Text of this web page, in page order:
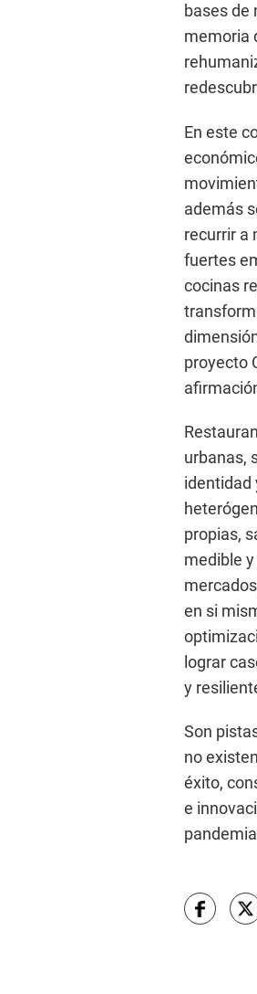
bases de
memoria
En este
además
recurrir a
fuertes
cocinas
proyecto
urbanas,
identidad
propias,
medible
en si
lograr
y
Son
no
éxito,
e